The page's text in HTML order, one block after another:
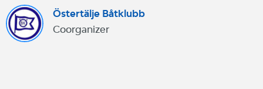
Östertälje Båtklubb
Coorganizer